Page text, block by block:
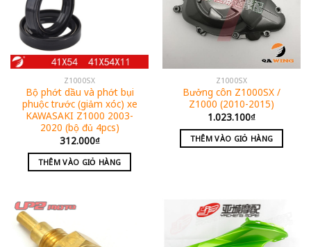
Z1000SX
Bộ phớt dầu và phớt bụi
phuộc trước (giảm xóc) xe
KAWASAKI Z1000 2003-
2020 (bộ đủ 4pcs)
312.000₫
THÊM VÀO GIỎ HÀNG
Z1000SX
Bưởng côn Z1000SX /
Z1000 (2010-2015)
1.023.100₫
THÊM VÀO GIỎ HÀNG